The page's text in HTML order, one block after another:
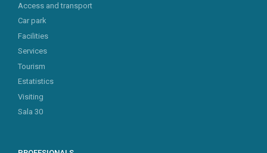
Access and transport
Car park
Facilities
Services
Tourism
Estatistics
Visiting
Sala 30